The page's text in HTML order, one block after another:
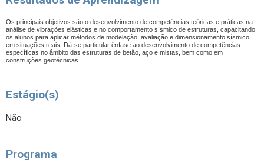
Os principais objetivos são o desenvolvimento de competências teóricas e práticas na
análise de vibrações elásticas e no comportamento sísmico de estruturas, capacitando
os alunos para aplicar métodos de modelação, avaliação e dimensionamento sísmico
em situações reais. Dá-se particular ênfase ao desenvolvimento de competências
específicas no âmbito das estruturas de betão, aço e mistas, bem como em
construções geotécnicas.
Estágio(s)
Não
Programa